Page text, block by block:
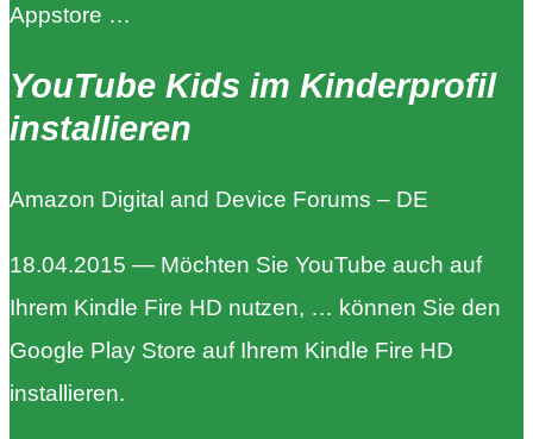
Appstore …
YouTube Kids im Kinderprofil
installieren
Amazon Digital and Device Forums – DE
18.04.2015 — Möchten Sie YouTube auch auf
Ihrem Kindle Fire HD nutzen, … können Sie den
Google Play Store auf Ihrem Kindle Fire HD
installieren.